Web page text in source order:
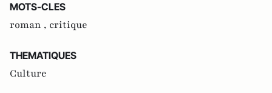
MOTS-CLES
roman , critique
THEMATIQUES
Culture